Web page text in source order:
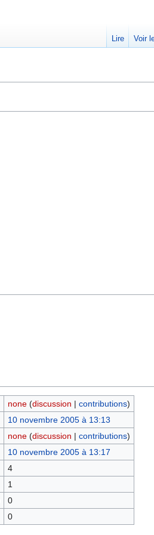
none (discussion | contributions)
10 novembre 2005 à 13:13
none (discussion | contributions)
10 novembre 2005 à 13:17
4
1
0
0
Lire Voir